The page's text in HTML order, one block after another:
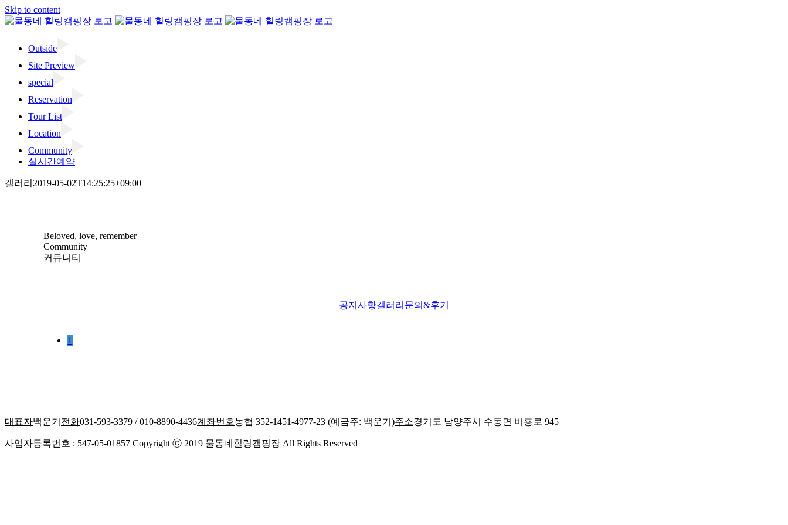
Skip to content
Outside
Site Preview
special
Reservation
Tour List
Location
Community
실시간예약
갤러리 2019-05-02T14:25:25+09:00
Beloved, love, remember
Community
커뮤니티
공지사항갤러리 문의&후기
1
대표자백운기 전화031-593-3379 / 010-8890-4436계좌번호농협 352-1451-4977-23 (예금주: 백운기)주소경기도 남양주시 수동면 비룡로 945
사업자등록번호 : 547-05-01857 Copyright ⓒ 2019 물동네힐링캠핑장 All Rights Reserved